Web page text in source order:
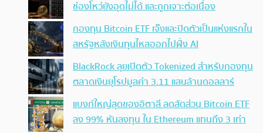
ช่องโหว่ยังอุดไม่ได้ และถูกเจาะต่อเนื่อง
กองทุน Bitcoin ETF เจ๊งและปิดตัวเป็นแห่งแรกใน
สหรัฐหลังเงินทุนไหลออกไปฝั่ง AI
BlackRock ลุยเปิดตัว Tokenized สำหรับกองทุน
ตลาดเงินยุโรปมูลค่า 3.11 แสนล้านดอลลาร์
แบงก์ใหญ่สุดของอิตาลี ลดสัดส่วน Bitcoin ETF
ลง 99% หันลงทุน ใน Ethereum แทนถึง 3 เท่า